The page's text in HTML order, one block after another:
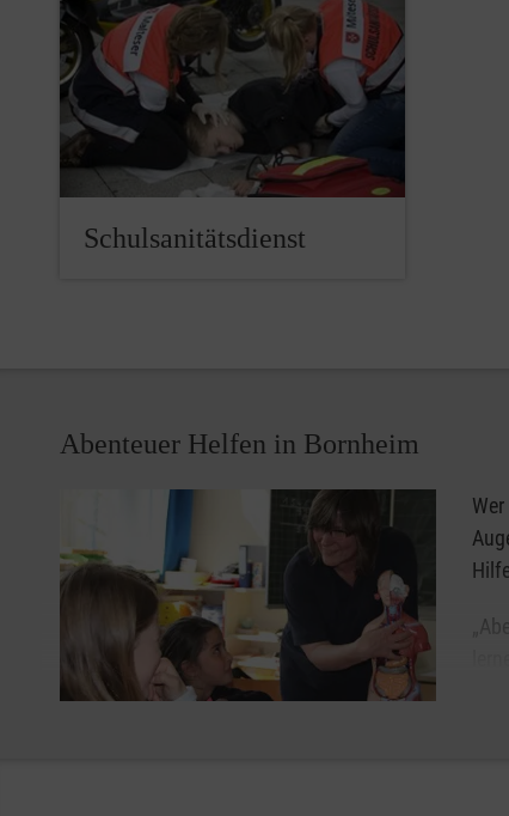
Schulsanitätsdienst
Abenteuer Helfen in Bornheim